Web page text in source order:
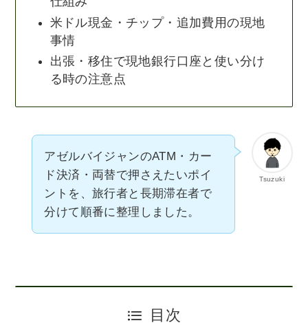
米ドル現金・チップ・追加費用の現地
事情
出張・移住で現地銀行口座と使い分け
る時の注意点
Tsuzuki
アゼルバイジャンのATM・カー
ド決済・両替で押さえたいポイ
ントを、旅行者と長期滞在者で
分けて順番に整理しました。
目次